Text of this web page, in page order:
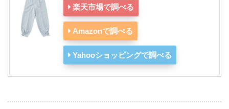
楽天市場で調べる
Amazonで調べる
Yahooショッピングで調べる